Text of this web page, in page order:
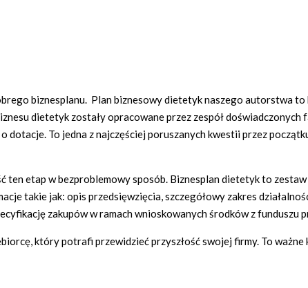
biznesplanu. Plan biznesowy dietetyk naszego autorstwa
dietetyk zostały opracowane przez zespół
To jedna z najczęściej poruszanych kwestii przez
ten etap w bezproblemowy sposób. Biznesplan dietetyk to
takie jak: opis przedsięwzięcia, szczegółowy zakres
zakupów w ramach wnioskowanych środków z funduszu
który potrafi przewidzieć przyszłość swojej firmy. To ważne